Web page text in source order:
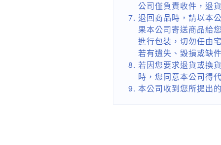
公司僅負責收件，退
退回商品時，請以本
果本公司寄送商品給
進行包裝，切勿任由
若有遺失、毀損或缺
若因您要求退貨或換
時，您同意本公司得
本公司收到您所提出